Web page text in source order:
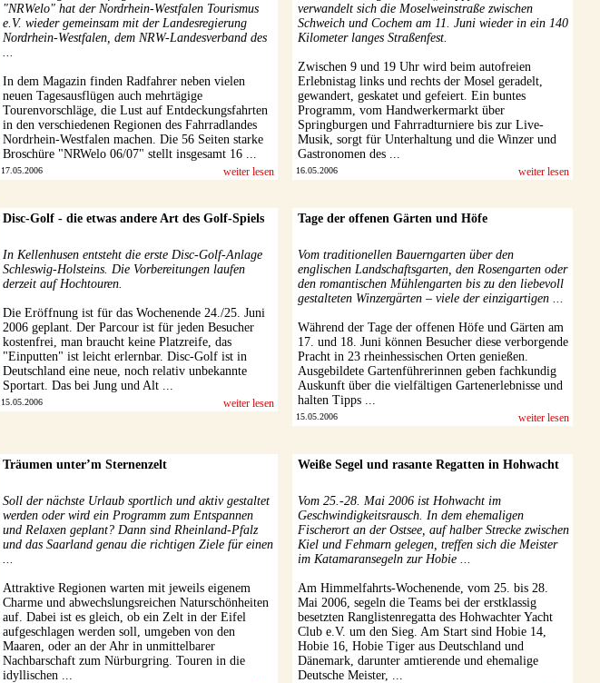
"NRWelo" hat der Nordrhein-Westfalen Tourismus
e.V. wieder gemeinsam mit der Landesregierung
Nordrhein-Westfalen, dem NRW-Landesverband des
In dem Magazin finden Radfahrer neben vielen
neuen Tagesausflügen auch mehrtägige
Tourenvorschläge, die Lust auf Entdeckungsfahrten
in den verschiedenen Regionen des Fahrradlandes
Nordrhein-Westfalen machen. Die 56 Seiten starke
Broschüre "NRWelo 06/07" stellt insgesamt 16 ...
17.05.2006 weiter lesen
verwandelt sich die Moselweinstraße zwischen
Schweich und Cochem am 11. Juni wieder in ein 140
Kilometer langes Straßenfest.
Zwischen 9 und 19 Uhr wird beim autofreien
Erlebnistag links und rechts der Mosel geradelt,
gewandert, geskatet und gefeiert. Ein buntes
Programm, vom Handwerkermarkt über
Springburgen und Fahrradturniere bis zur Live-
Musik, sorgt für Unterhaltung und die Winzer und
Gastronomen des ...
16.05.2006 weiter lesen
Disc-Golf - die etwas andere Art des Golf-Spiels
In Kellenhusen entsteht die erste Disc-Golf-Anlage
Schleswig-Holsteins. Die Vorbereitungen laufen
derzeit auf Hochtouren.
Die Eröffnung ist für das Wochenende 24./25. Juni
2006 geplant. Der Parcour ist für jeden Besucher
kostenfrei, man braucht keine Platzreife, das
"Einputten" ist leicht erlernbar. Disc-Golf ist in
Deutschland eine neue, noch relativ unbekannte
Sportart. Das bei Jung und Alt ...
15.05.2006 weiter lesen
Tage der offenen Gärten und Höfe
Vom traditionellen Bauerngarten über den
englischen Landschaftsgarten, den Rosengarten oder
den romantischen Mühlengarten bis zu den liebevoll
gestalteten Winzergärten – viele der einzigartigen ...
Während der Tage der offenen Höfe und Gärten am
17. und 18. Juni können Besucher diese verborgende
Pracht in 23 rheinhessischen Orten genießen.
Ausgebildete Gartenführerinnen geben fachkundig
Auskunft über die vielfältigen Gartenerlebnisse und
halten Tipps ...
15.05.2006 weiter lesen
Träumen unter’m Sternenzelt
Soll der nächste Urlaub sportlich und aktiv gestaltet
werden oder wird ein Programm zum Entspannen
und Relaxen geplant? Dann sind Rheinland-Pfalz
und das Saarland genau die richtigen Ziele für einen
Attraktive Regionen warten mit jeweils eigenem
Charme und abwechslungsreichen Naturschönheiten
auf. Dabei ist es gleich, ob ein Zelt in der Eifel
aufgeschlagen werden soll, umgeben von den
Maaren, oder an der Ahr in unmittelbarer
Nachbarschaft zum Nürburgring. Touren in die
idyllischen ...
Weiße Segel und rasante Regatten in Hohwacht
Vom 25.-28. Mai 2006 ist Hohwacht im
Geschwindigkeitsrausch. In dem ehemaligen
Fischerort an der Ostsee, auf halber Strecke zwischen
Kiel und Fehmarn gelegen, treffen sich die Meister
im Katamaransegeln zur Hobie ...
Am Himmelfahrts-Wochenende, vom 25. bis 28.
Mai 2006, segeln die Teams bei der erstklassig
besetzten Ranglistenregatta des Hohwachter Yacht
Club e.V. um den Sieg. Am Start sind Hobie 14,
Hobie 16, Hobie Tiger aus Deutschland und
Dänemark, darunter amtierende und ehemalige
Deutsche Meister, ...